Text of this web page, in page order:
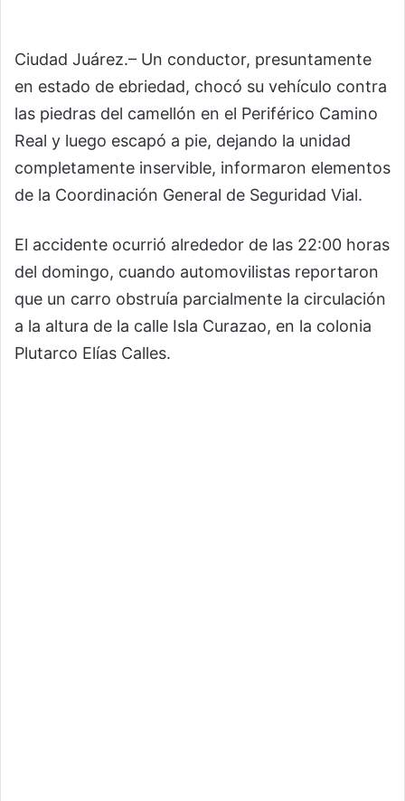
Ciudad Juárez.– Un conductor, presuntamente
en estado de ebriedad, chocó su vehículo contra
las piedras del camellón en el Periférico Camino
Real y luego escapó a pie, dejando la unidad
completamente inservible, informaron elementos
de la Coordinación General de Seguridad Vial.
El accidente ocurrió alrededor de las 22:00 horas
del domingo, cuando automovilistas reportaron
que un carro obstruía parcialmente la circulación
a la altura de la calle Isla Curazao, en la colonia
Plutarco Elías Calles.